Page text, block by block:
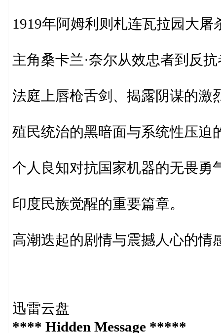
1919年阿姆利则札连瓦拉园大屠
主角桑卡兰·奈尔从效忠者到反
法庭上唇枪舌剑、揭露阴谋的激
殖民统治的黑暗面与系统性压迫
个人良知对抗国家机器的无畏勇
印度民族觉醒的重要篇章。
高潮迭起的剧情与震撼人心的情
迅雷云盘
**** Hidden Message *****